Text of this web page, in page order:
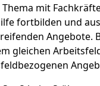
mit
fortbilden und
Angebote.
gleichen